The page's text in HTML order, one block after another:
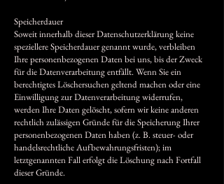
Speicherdauer
Soweit innerhalb dieser Datenschutzerklärung keine
speziellere Speicherdauer genannt wurde, verbleiben
Ihre personenbezogenen Daten bei uns, bis der Zweck
für die Datenverarbeitung entfällt. Wenn Sie ein
berechtigtes Löschersuchen geltend machen oder eine
Einwilligung zur Datenverarbeitung widerrufen,
werden Ihre Daten gelöscht, sofern wir keine anderen
rechtlich zulässigen Gründe für die Speicherung Ihrer
personenbezogenen Daten haben (z. B. steuer- oder
handelsrechtliche Aufbewahrungsfristen); im
letztgenannten Fall erfolgt die Löschung nach Fortfall
dieser Gründe.